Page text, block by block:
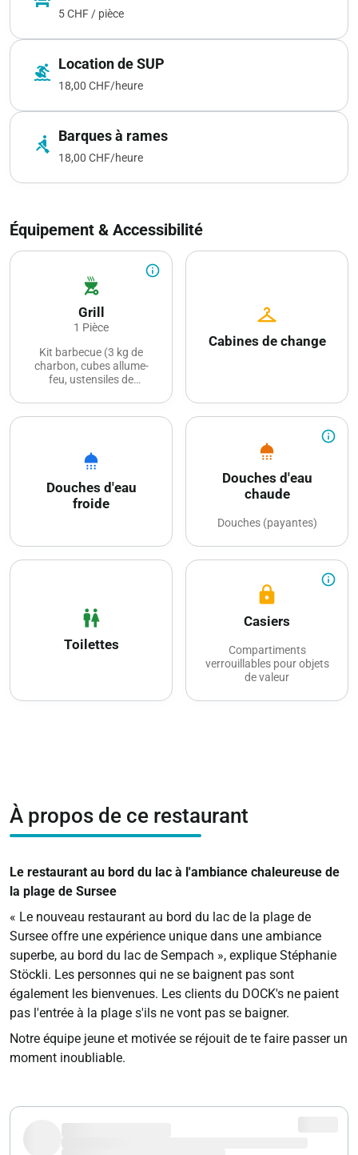
5 CHF / pièce
surfing Location de SUP
18,00 CHF/heure
rowing Barques à rames
18,00 CHF/heure
Équipement & Accessibilité
info_outline
outdoor_grill
Grill
1 Pièce
Kit barbecue (3 kg de
charbon, cubes allume-
feu, ustensiles de
checkroom
Cabines de change
shower
Douches d'eau
froide
info_outline
shower
Douches d'eau
chaude
Douches (payantes)
wc
Toilettes
info_outline
lock
Casiers
Compartiments
verrouillables pour objets
de valeur
À propos de ce restaurant
Le restaurant au bord du lac à l'ambiance chaleureuse de
la plage de Sursee
« Le nouveau restaurant au bord du lac de la plage de
Sursee offre une expérience unique dans une ambiance
superbe, au bord du lac de Sempach », explique Stéphanie
Stöckli. Les personnes qui ne se baignent pas sont
également les bienvenues. Les clients du DOCK's ne paient
pas l'entrée à la plage s'ils ne vont pas se baigner.
Notre équipe jeune et motivée se réjouit de te faire passer un
moment inoubliable.